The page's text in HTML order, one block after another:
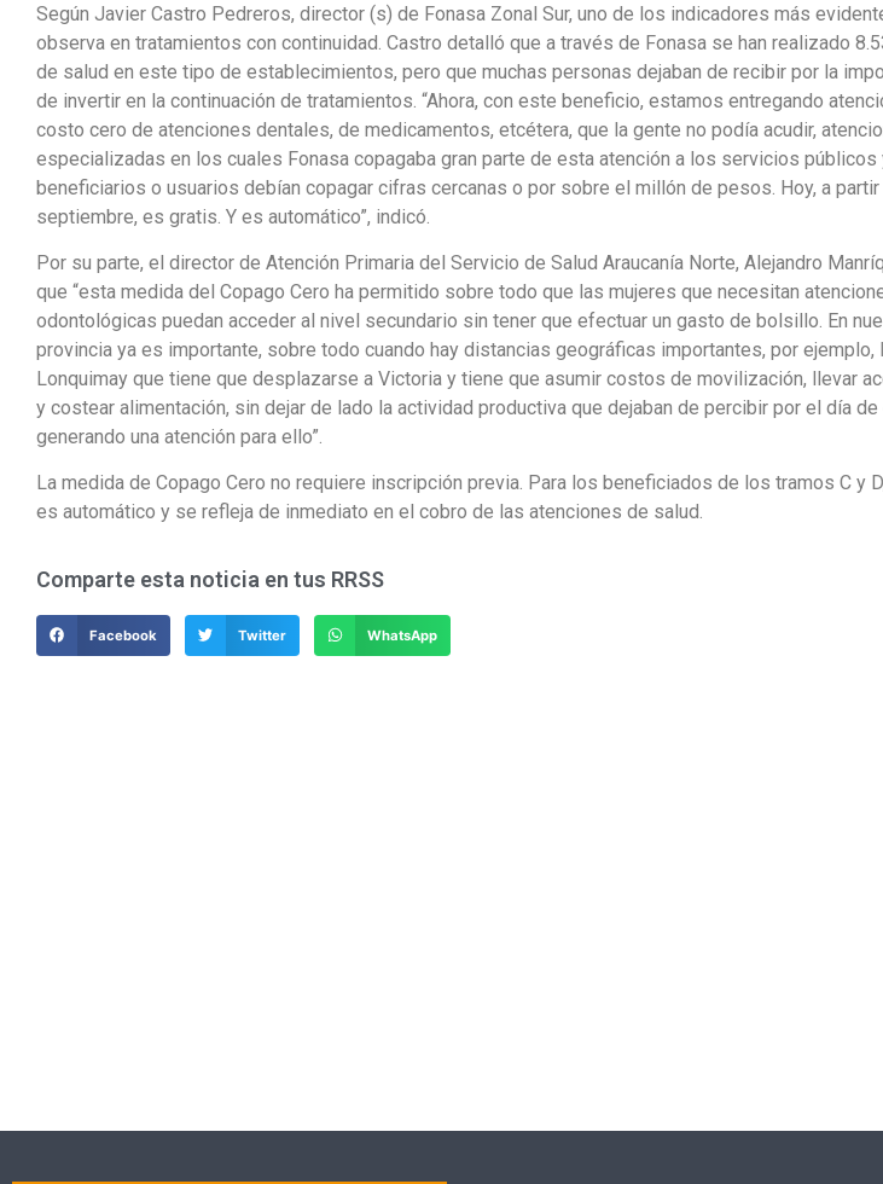
Según Javier Castro Pedreros, director (s) de Fonasa Zonal Sur, uno de los indicadores más
observa en tratamientos con continuidad. Castro detalló que a través de Fonasa se han realizado
de salud en este tipo de establecimientos, pero que muchas personas dejaban de recibir por la
de invertir en la continuación de tratamientos. “Ahora, con este beneficio, estamos entregando
costo cero de atenciones dentales, de medicamentos, etcétera, que la gente no podía acudir,
especializadas en los cuales Fonasa copagaba gran parte de esta atención a los servicios públicos
beneficiarios o usuarios debían copagar cifras cercanas o por sobre el millón de pesos. Hoy, a
septiembre, es gratis. Y es automático”, indicó.
Por su parte, el director de Atención Primaria del Servicio de Salud Araucanía Norte, Alejandro
que “esta medida del Copago Cero ha permitido sobre todo que las mujeres que necesitan
odontológicas puedan acceder al nivel secundario sin tener que efectuar un gasto de bolsillo. En
provincia ya es importante, sobre todo cuando hay distancias geográficas importantes, por ejemplo,
Lonquimay que tiene que desplazarse a Victoria y tiene que asumir costos de movilización, llevar
y costear alimentación, sin dejar de lado la actividad productiva que dejaban de percibir por el día
generando una atención para ello”.
La medida de Copago Cero no requiere inscripción previa. Para los beneficiados de los tramos C y
es automático y se refleja de inmediato en el cobro de las atenciones de salud.
Comparte esta noticia en tus RRSS
Facebook Twitter WhatsApp